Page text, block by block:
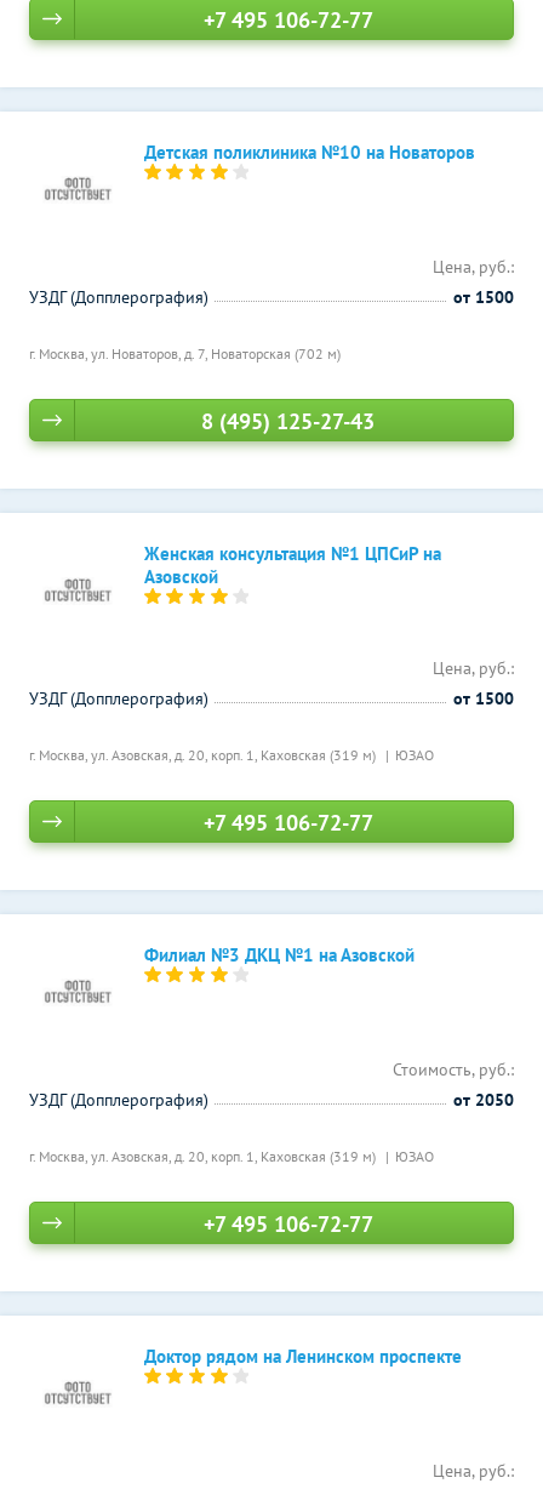
+7 495 106-72-77
Детская поликлиника №10 на Новаторов
г. Москва, ул. Новаторов, д. 7, Новаторская (702 м)
Цена, руб.:
УЗДГ (Допплерография)
от 1500
8 (495) 125-27-43
Женская консультация №1 ЦПСиР на
Азовской
г. Москва, ул. Азовская, д. 20, корп. 1, Каховская (319 м) ЮЗАО
Цена, руб.:
УЗДГ (Допплерография)
от 1500
+7 495 106-72-77
Филиал №3 ДКЦ №1 на Азовской
г. Москва, ул. Азовская, д. 20, корп. 1, Каховская (319 м) ЮЗАО
Стоимость, руб.:
УЗДГ (Допплерография)
от 2050
+7 495 106-72-77
Доктор рядом на Ленинском проспекте
Цена, руб.: